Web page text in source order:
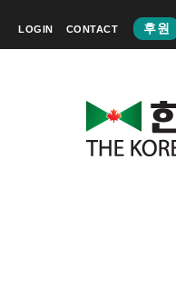
LOGIN CONTACT 후원